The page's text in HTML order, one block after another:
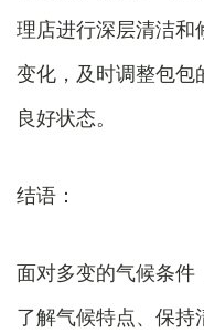
理店进行深层清洁和
变化，及时调整包包
良好状态。
结语：
面对多变的气候条件
了解气候特点、保